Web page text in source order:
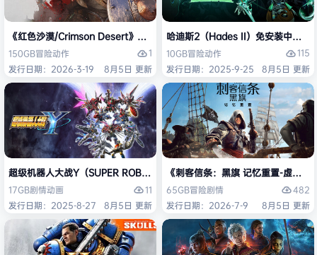
《红色沙漠/Crimson Desert》免安装中文版
150GB冒险动作
1
发行日期：2026-3-19
8月5日 更新
哈迪斯2（Hades II）免安装中文版
10GB冒险动作
115
发行日期：2025-9-25
8月5日 更新
超级机器人大战Y（SUPER ROBOT WARS Y）免安装中文版
17GB剧情动画
11
发行日期：2025-8-27
8月5日 更新
《刺客信条：黑旗 记忆重置-虚拟
65GB冒险剧情
482
发行日期：2026-7-9
8月5日 更新